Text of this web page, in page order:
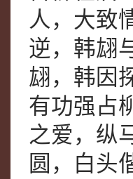
人，大致
逆，韩翃
翃，韩因
有功强占
之爱，纵
圆，白头